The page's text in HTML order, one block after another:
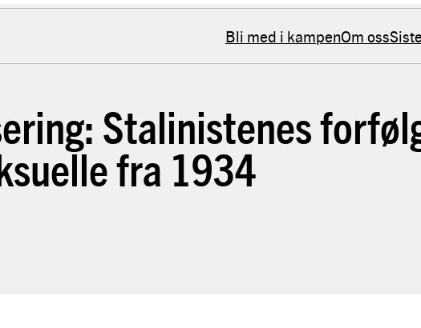
Bli med i kampenOm oss
Stalinistenes
fra 1934